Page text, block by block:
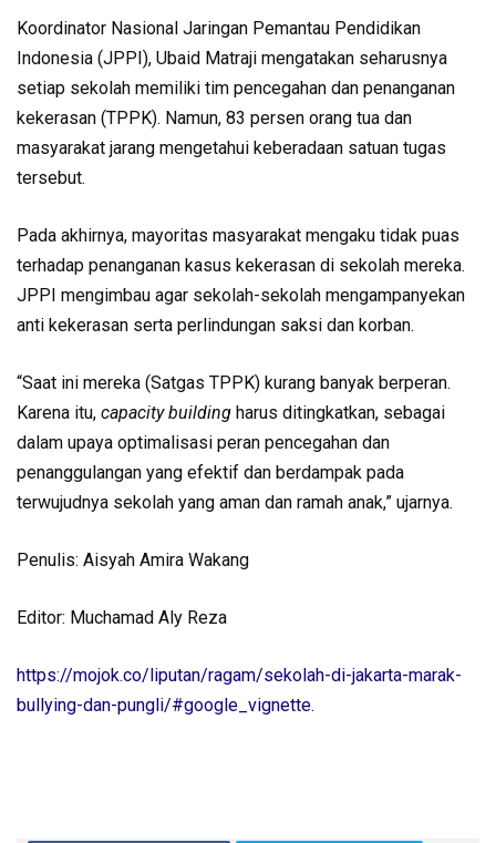
Koordinator Nasional Jaringan Pemantau Pendidikan
Indonesia (JPPI), Ubaid Matraji mengatakan seharusnya
setiap sekolah memiliki tim pencegahan dan penanganan
kekerasan (TPPK). Namun, 83 persen orang tua dan
masyarakat jarang mengetahui keberadaan satuan tugas
tersebut.
Pada akhirnya, mayoritas masyarakat mengaku tidak puas
terhadap penanganan kasus kekerasan di sekolah mereka.
JPPI mengimbau agar sekolah-sekolah mengampanyekan
anti kekerasan serta perlindungan saksi dan korban.
“Saat ini mereka (Satgas TPPK) kurang banyak berperan.
Karena itu, capacity building harus ditingkatkan, sebagai
dalam upaya optimalisasi peran pencegahan dan
penanggulangan yang efektif dan berdampak pada
terwujudnya sekolah yang aman dan ramah anak,” ujarnya.
Penulis: Aisyah Amira Wakang
Editor: Muchamad Aly Reza
https://mojok.co/liputan/ragam/sekolah-di-jakarta-marak-
bullying-dan-pungli/#google_vignette.